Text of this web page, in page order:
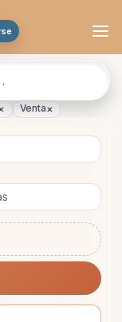
Venta×